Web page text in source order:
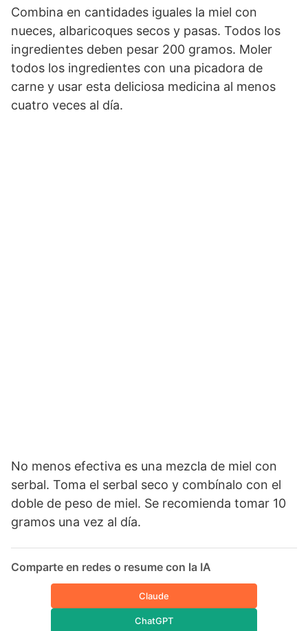
Combina en cantidades iguales la miel con
nueces, albaricoques secos y pasas. Todos los
ingredientes deben pesar 200 gramos. Moler
todos los ingredientes con una picadora de
carne y usar esta deliciosa medicina al menos
cuatro veces al día.
No menos efectiva es una mezcla de miel con
serbal. Toma el serbal seco y combínalo con el
doble de peso de miel. Se recomienda tomar 10
gramos una vez al día.
Comparte en redes o resume con la IA
Claude
ChatGPT